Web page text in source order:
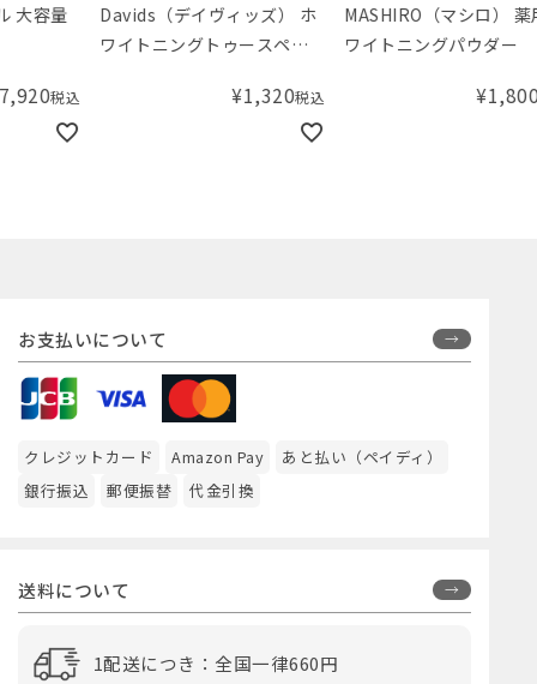
Davids（デイヴィッズ） ホ
ワイトニングトゥースペー
税込
MASHIRO（マシロ） 薬用ホ
ワイトニングパウダー
税込
木
お支払いについて
クレジットカード Amazon Pay
あと払い（ペイディ）
銀行振込
郵便振替 代金引換
送料について
1配送につき：全国一律660円